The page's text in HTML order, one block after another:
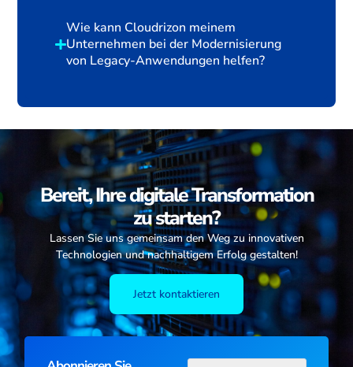
Wie kann Cloudrizon meinem
Unternehmen bei der Modernisierung
von Legacy-Anwendungen helfen?
Bereit, Ihre digitale Transformation
zu starten?
Lassen Sie uns gemeinsam den Weg zu innovativen
Technologien und nachhaltigem Erfolg gestalten!
Jetzt kontaktieren